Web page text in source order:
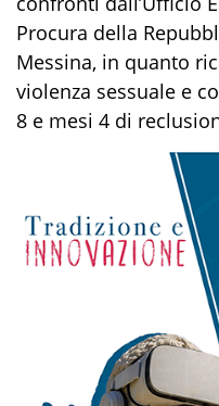
Procura della
Messina, in quanto
violenza sessuale e
8 e mesi 4 di